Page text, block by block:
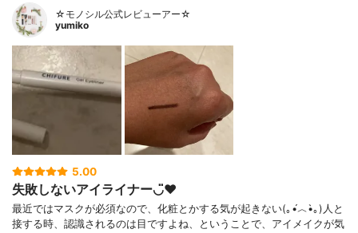
☆モノシル公式レビューアー☆
yumiko
5.00
失敗しないアイライナー◡̈♥︎
最近ではマスクが必須なので、化粧とかする気が起きない(｡•́︿•̀｡)人と
接する時、認識されるのは目ですよね、ということで、アイメイクが気